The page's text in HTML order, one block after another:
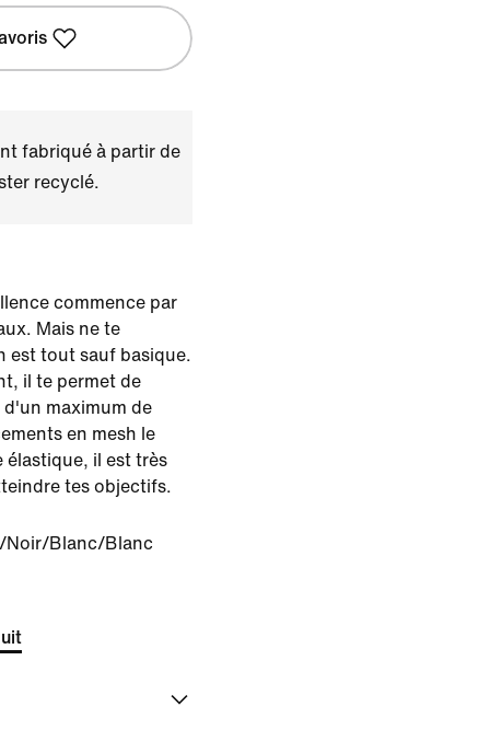
fabriqué à partir de
recyclé.
commence par
Mais ne te
est tout sauf basique.
il te permet de
maximum de
en mesh le
élastique, il est très
tes objectifs.
Noir/Blanc/Blanc